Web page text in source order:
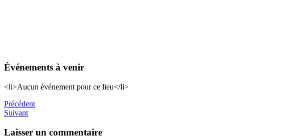
Événements à venir
<li>Aucun événement pour ce lieu</li>
Navigation
de
l'article
PrécédentPrécédent
SuivantNext
Laisser un commentaire